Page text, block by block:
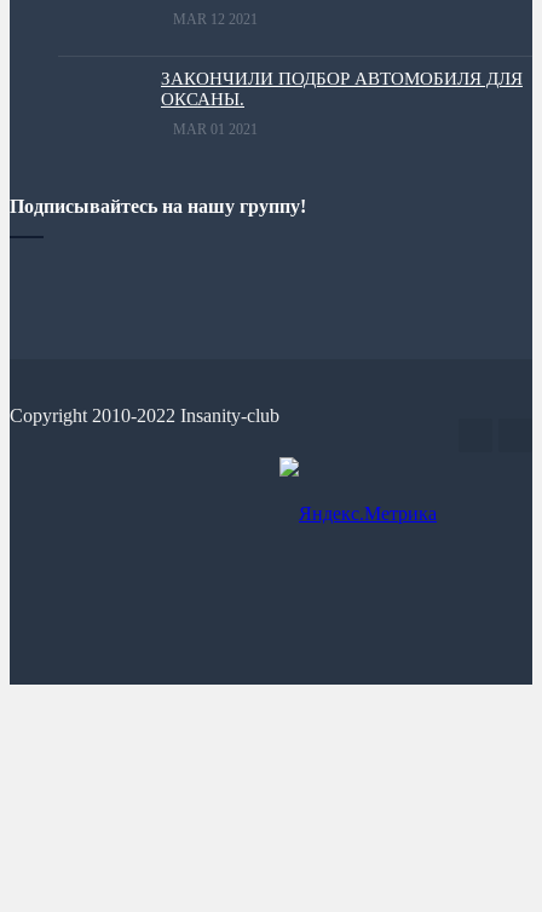
MAR 12 2021
ЗАКОНЧИЛИ ПОДБОР АВТОМОБИЛЯ ДЛЯ
ОКСАНЫ.
MAR 01 2021
Подписывайтесь на нашу группу!
Copyright 2010-2022 Insanity-club